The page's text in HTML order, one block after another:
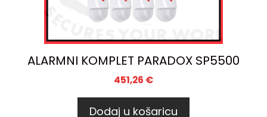
ALARMNI KOMPLET PARADOX SP5500
451,26 €
Dodaj u košaricu